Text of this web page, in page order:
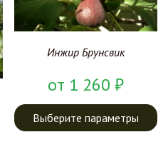
Инжир Брунсвик
от 1 260₽
Выберите параметры